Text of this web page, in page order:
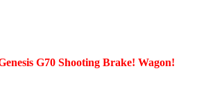
G70 Shooting Brake! Wagon!